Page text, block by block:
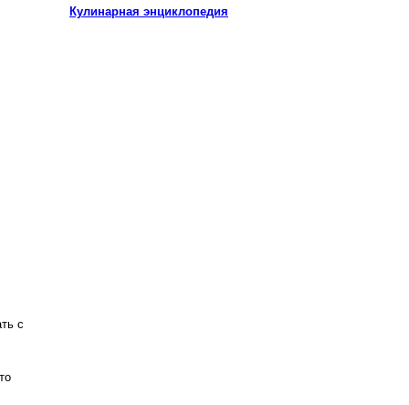
с
Кулинарная энциклопедия